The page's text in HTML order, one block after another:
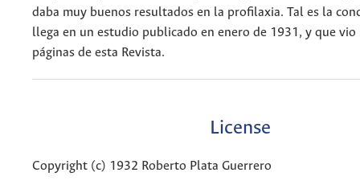
daba muy buenos resultados en la profilaxia. Tal es la
llega en un estudio publicado en enero de 1931, y que vio
páginas de esta Revista.
License
Copyright (c) 1932 Roberto Plata Guerrero